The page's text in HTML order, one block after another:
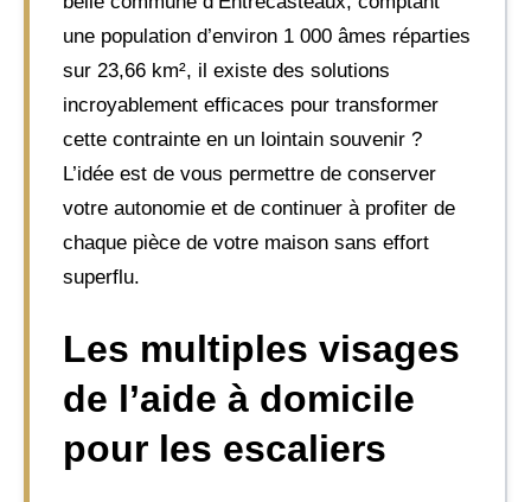
une population d’environ 1 000 âmes réparties
sur 23,66 km², il existe des solutions
incroyablement efficaces pour transformer
cette contrainte en un lointain souvenir ?
L’idée est de vous permettre de conserver
votre autonomie et de continuer à profiter de
chaque pièce de votre maison sans effort
superflu.
Les multiples visages
de l’aide à domicile
pour les escaliers